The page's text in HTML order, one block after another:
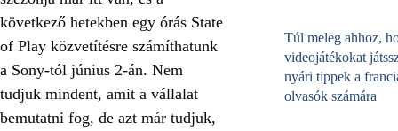
következő hetekben egy órás State
of Play közvetítésre számíthatunk
a Sony-tól június 2-án. Nem
tudjuk mindent, amit a vállalat
bemutatni fog, de azt már tudjuk,
Túl meleg ahhoz,
videojátékokat
nyári tippek a
olvasók számára